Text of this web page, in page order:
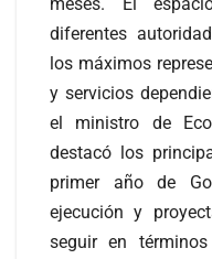
diferentes
los máximos
y servicios
el ministro de
destacó los
primer año de
ejecución y
seguir en